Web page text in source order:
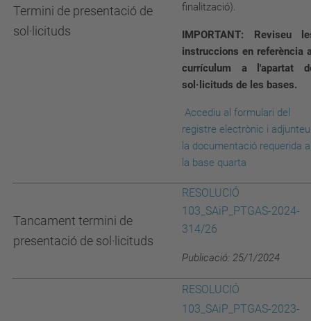
Termini de presentació de
sol·licituds
finalització).
IMPORTANT: Reviseu
instruccions en referència
currículum a l'apartat
sol·licituds de les bases.
Accediu al formulari del
registre electrònic i adjunteu
la documentació requerida a
la base quarta
Tancament termini de
presentació de sol·licituds
RESOLUCIÓ
103_SAiP_PTGAS-2024-
314/26
Publicació: 25/1/2024
RESOLUCIÓ
103_SAiP_PTGAS-2023-